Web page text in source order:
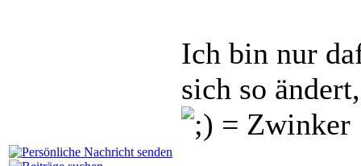
Ich bin nur
sich so